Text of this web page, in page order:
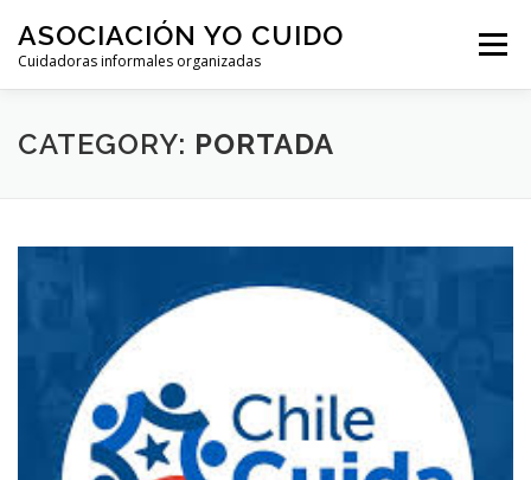
content
ASOCIACIÓN YO CUIDO
Cuidadoras informales organizadas
Menu
HOME HISTORIA BIBLIOTECA
CATEGORY: PORTADA